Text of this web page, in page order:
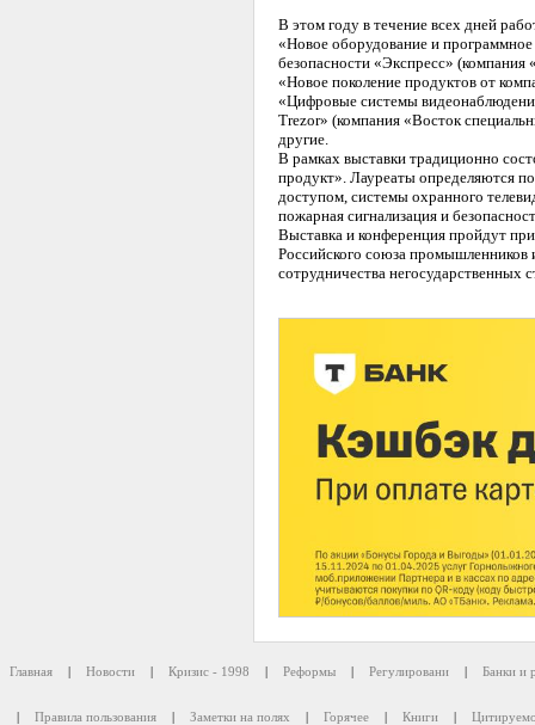
В этом году в течение всех дней
«Новое оборудование и
безопасности «Экспресс»
«Новое поколение продуктов от
«Цифровые системы
Trezor» (компания «Восток
другие.
В рамках выставки традиционно
продукт». Лауреаты определяются
доступом, системы охранного
пожарная сигнализация и
Выставка и конференция пройдут
Российского союза
сотрудничества негосударственных
Главная | Новости | Кризис - 1998 | Реформы | Регулировани | Банки и
| Правила пользования | Заметки на полях | Горячее | Книги |